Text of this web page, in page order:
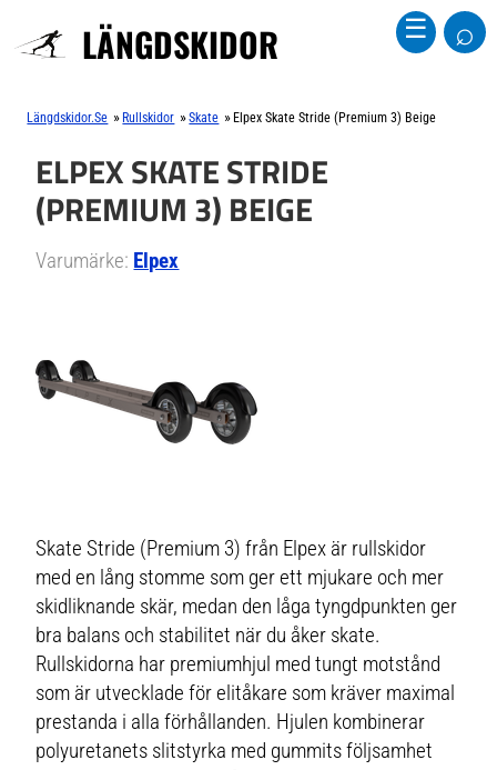
LÄNGDSKIDOR ☰ ⌕
Längdskidor.se » Rullskidor »Skate » Elpex Skate Stride (Premium 3) Beige
ELPEX SKATE STRIDE
(PREMIUM 3) BEIGE
Varumärke: Elpex
Skate Stride (Premium 3) från Elpex är rullskidor
med en lång stomme som ger ett mjukare och mer
skidliknande skär, medan den låga tyngdpunkten ger
bra balans och stabilitet när du åker skate.
Rullskidorna har premiumhjul med tungt motstånd
som är utvecklade för elitåkare som kräver maximal
prestanda i alla förhållanden. Hjulen kombinerar
polyuretanets slitstyrka med gummits följsamhet